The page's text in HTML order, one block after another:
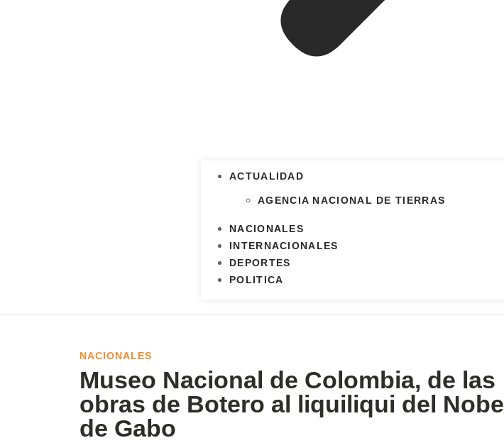
ACTUALIDAD
AGENCIA NACIONAL DE TIERRAS
NACIONALES
INTERNACIONALES
DEPORTES
POLITICA
NACIONALES
Museo Nacional de Colombia, de las
obras de Botero al liquiliqui del Nobel
de Gabo